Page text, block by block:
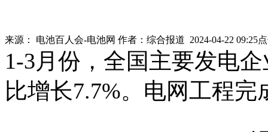
来源： 电池百人会-电池网 作者： 综合报道 2024-04-22 09:25
1-3月份，全国主要发电
比增长7.7%。电网工程